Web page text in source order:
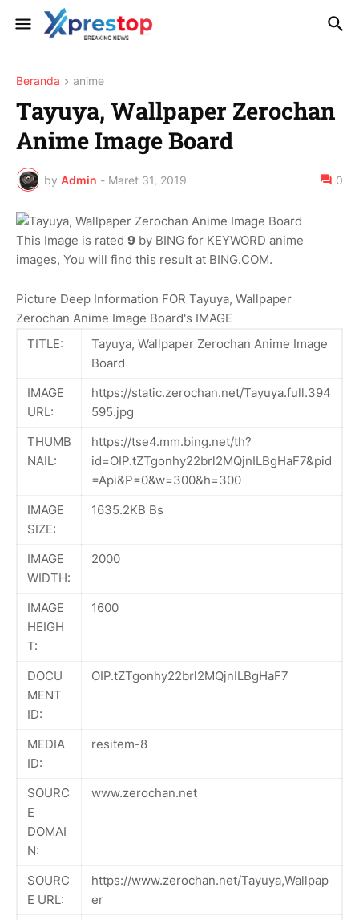
Beranda anime
Tayuya, Wallpaper Zerochan
Anime Image Board
by Admin - Maret 31, 2019 0
This Image is rated 9 by BING for KEYWORD anime
images, You will find this result at BING.COM.
Picture Deep Information FOR Tayuya, Wallpaper
Zerochan Anime Image Board's IMAGE
TITLE:
Tayuya, Wallpaper Zerochan Anime Image
Board
IMAGE
URL:
https://static.zerochan.net/Tayuya.full.394
595.jpg
THUMB
NAIL:
https://tse4.mm.bing.net/th?
id=OIP.tZTgonhy22brl2MQjnILBgHaF7&pid
=Api&P=0&w=300&h=300
IMAGE
SIZE:
1635.2KB Bs
IMAGE
WIDTH:
2000
IMAGE
HEIGH
T:
1600
DOCU
MENT
ID:
OIP.tZTgonhy22brl2MQjnILBgHaF7
MEDIA
ID:
resitem-8
SOURC
E
DOMAI
N:
www.zerochan.net
SOURC
E URL:
https://www.zerochan.net/Tayuya,Wallpap
er